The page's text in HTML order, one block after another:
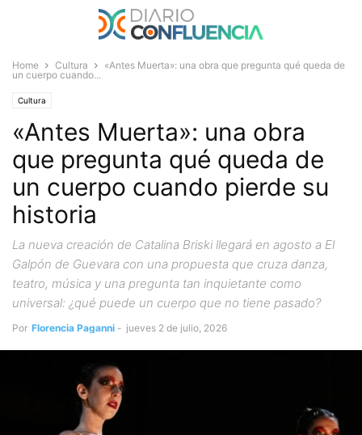
Home Cultura
«Antes Muerta»: una obra que pregunta qué queda de
un cuerpo cuando...
Cultura
«Antes Muerta»: una obra
que pregunta qué queda de
un cuerpo cuando pierde su
historia
La nueva creación de Catalina Briski llegará en agosto a El
Galpón de Guevara con una propuesta que cruza danza,
teatro, música y una pregunta tan inquietante como
universal: ¿qué puede un cuerpo que no tiene pasado?
Por Florencia Paganni - jueves 2 de julio, 2026